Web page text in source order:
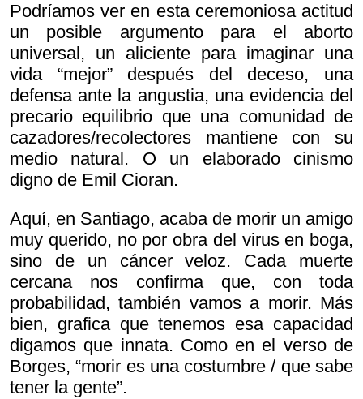
Podríamos ver en esta ceremoniosa actitud
un posible argumento para el aborto
universal, un aliciente para imaginar una
vida “mejor” después del deceso, una
defensa ante la angustia, una evidencia del
precario equilibrio que una comunidad de
cazadores/recolectores mantiene con su
medio natural. O un elaborado cinismo
digno de Emil Cioran.
Aquí, en Santiago, acaba de morir un amigo
muy querido, no por obra del virus en boga,
sino de un cáncer veloz. Cada muerte
cercana nos confirma que, con toda
probabilidad, también vamos a morir. Más
bien, grafica que tenemos esa capacidad
digamos que innata. Como en el verso de
Borges, “morir es una costumbre / que sabe
tener la gente”.